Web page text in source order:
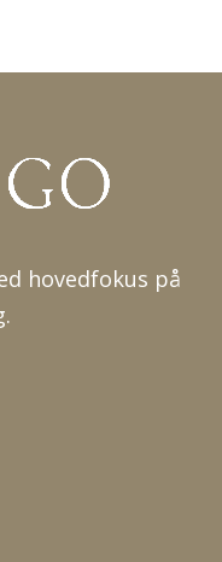
hovedfokus på